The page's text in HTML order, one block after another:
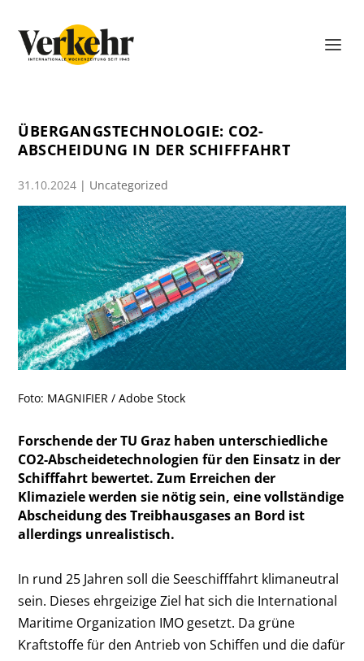
ÜBERGANGSTECHNOLOGIE: CO2-
ABSCHEIDUNG IN DER SCHIFFFAHRT
31.10.2024 | Uncategorized
Foto: MAGNIFIER / Adobe Stock
Forschende der TU Graz haben unterschiedliche
CO2-Abscheidetechnologien für den Einsatz in der
Schifffahrt bewertet. Zum Erreichen der
Klimaziele werden sie nötig sein, eine vollständige
Abscheidung des Treibhausgases an Bord ist
allerdings unrealistisch.
In rund 25 Jahren soll die Seeschifffahrt klimaneutral
sein. Dieses ehrgeizige Ziel hat sich die International
Maritime Organization IMO gesetzt. Da grüne
Kraftstoffe für den Antrieb von Schiffen und die dafür